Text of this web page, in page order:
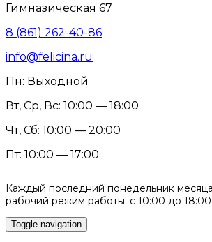
Гимназическая 67
8 (861) 262-40-86
info@felicina.ru
Пн: Выходной
Вт, Ср, Вс: 10:00 — 18:00
Чт, Сб: 10:00 — 20:00
Пт: 10:00 — 17:00
Каждый последний понедельник месяца
рабочий режим работы: с 10:00 до 18:00
Toggle navigation